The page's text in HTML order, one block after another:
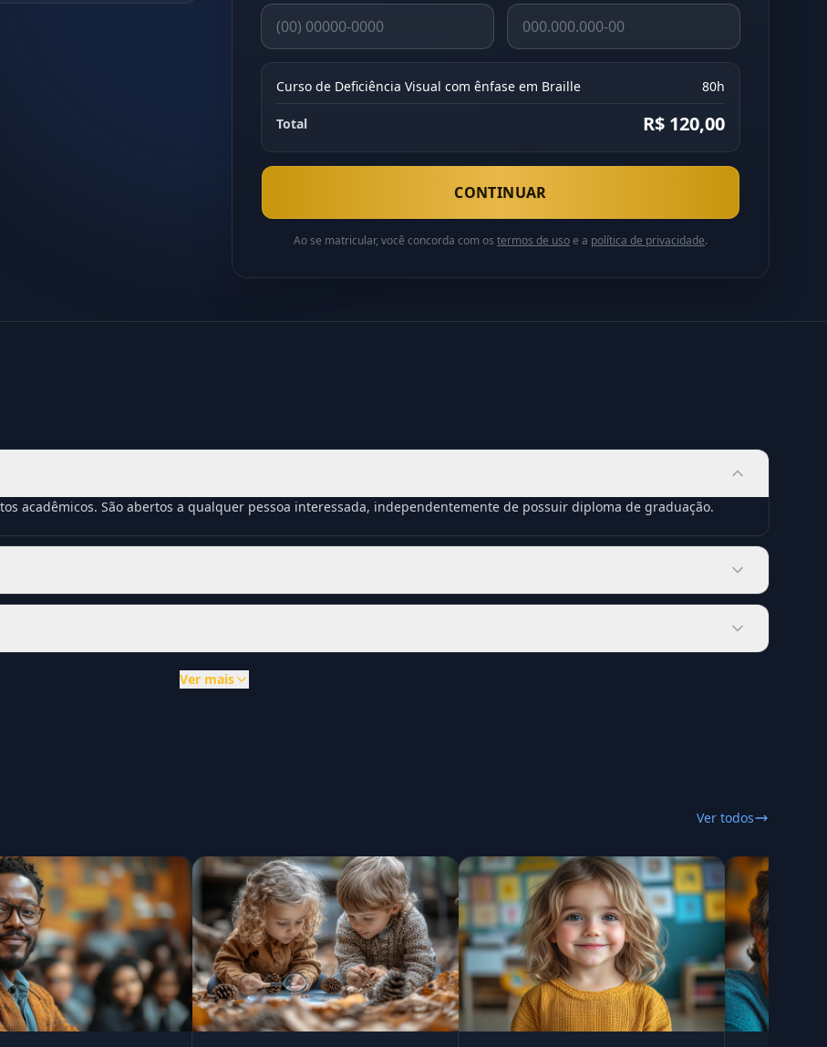
Curso de Deficiência Visual com ênfase em Braille 80h
Total R$ 120,00
CONTINUAR
Ao se matricular, você concorda com os termos de usoe a política de privacidade.
acadêmicos. São abertos a qualquer pessoa interessada, independentemente de possuir diploma de graduação.
Ver mais
Ver todos